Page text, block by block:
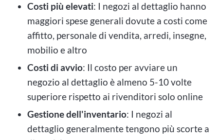
Costi più elevati: I negozi al dettaglio hanno
maggiori spese generali dovute a costi come
affitto, personale di vendita, arredi, insegne,
mobilio e altro
Costi di avvio: Il costo per avviare un
negozio al dettaglio è almeno 5-10 volte
superiore rispetto ai rivenditori solo online
Gestione dell'inventario: I negozi al
dettaglio generalmente tengono più scorte a